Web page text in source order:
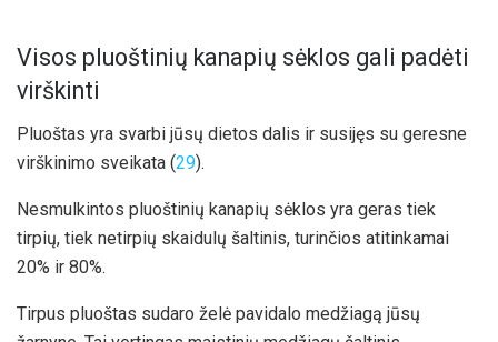
Visos pluoštinių kanapių sėklos gali padėti
virškinti
Pluoštas yra svarbi jūsų dietos dalis ir susijęs su geresne
virškinimo sveikata (29).
Nesmulkintos pluoštinių kanapių sėklos yra geras tiek
tirpių, tiek netirpių skaidulų šaltinis, turinčios atitinkamai
20% ir 80%.
Tirpus pluoštas sudaro želė pavidalo medžiagą jūsų